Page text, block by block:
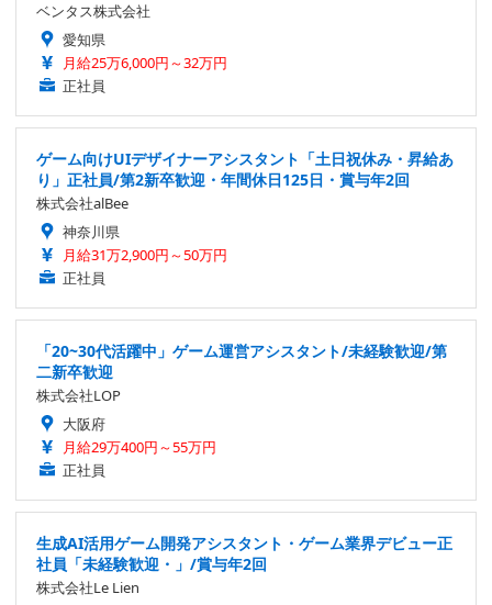
ベンタス株式会社
愛知県
月給25万6,000円～32万円
正社員
ゲーム向けUIデザイナーアシスタント「土日祝休み・昇給あ
り」正社員/第2新卒歓迎・年間休日125日・賞与年2回
株式会社alBee
神奈川県
月給31万2,900円～50万円
正社員
「20~30代活躍中」ゲーム運営アシスタント/未経験歓迎/第
二新卒歓迎
株式会社LOP
大阪府
月給29万400円～55万円
正社員
生成AI活用ゲーム開発アシスタント・ゲーム業界デビュー正
社員「未経験歓迎・」/賞与年2回
株式会社Le Lien